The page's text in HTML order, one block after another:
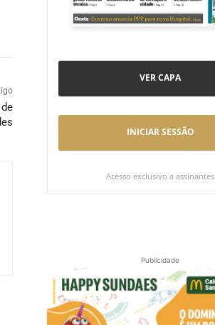
VER CAPA
INICIAR SESSÃO
Acesso exclusivo a assinantes
Publicidade